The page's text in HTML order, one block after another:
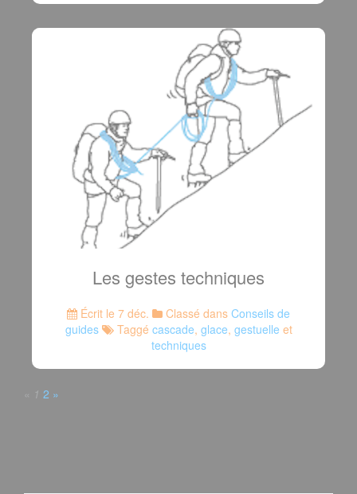
Les gestes techniques
Écrit le 7 déc. Classé dans Conseils de
guides
Taggé cascade, glace, gestuelle et
techniques
« 1 2 »